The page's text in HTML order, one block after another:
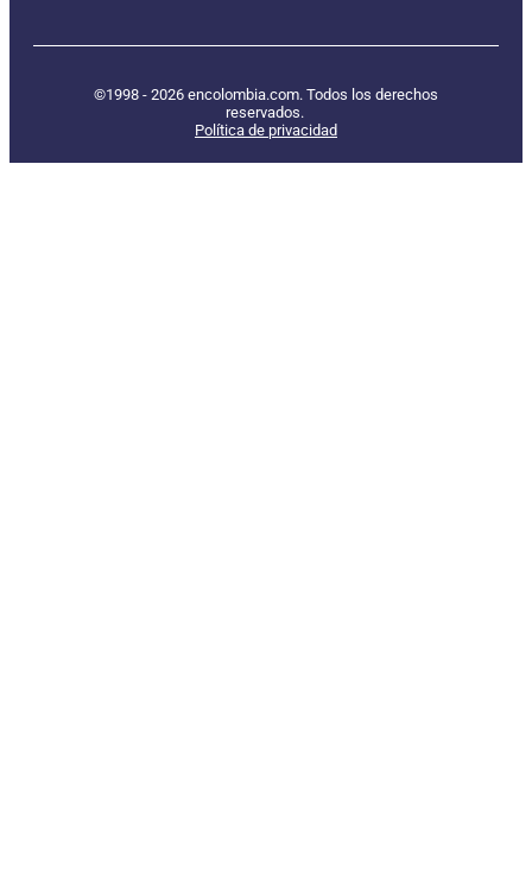
©1998 - 2026 encolombia.com. Todos los derechos
reservados.
Política de privacidad